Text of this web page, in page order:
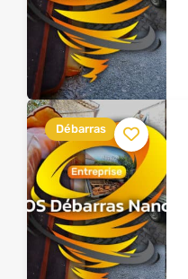
Débarras